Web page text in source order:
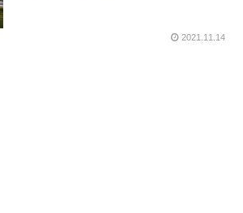
2021.11.14